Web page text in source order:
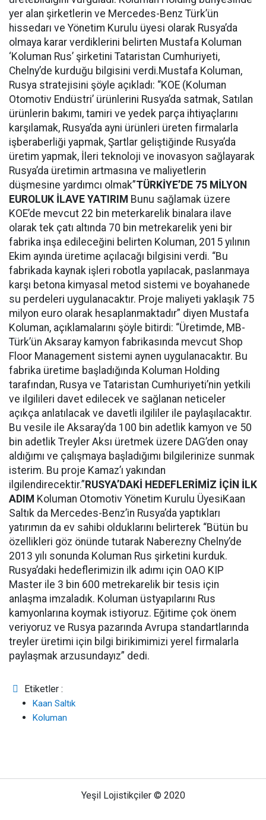
yer alan şirketlerin ve Mercedes-Benz Türk’ün
hissedarı ve Yönetim Kurulu üyesi olarak Rusya’da
olmaya karar verdiklerini belirten Mustafa Koluman
‘Koluman Rus’ şirketini Tataristan Cumhuriyeti,
Chelny’de kurduğu bilgisini verdi.Mustafa Koluman,
Rusya stratejisini şöyle açıkladı: “KOE (Koluman
Otomotiv Endüstri’ ürünlerini Rusya’da satmak, Satılan
ürünlerin bakımı, tamiri ve yedek parça ihtiyaçlarını
karşılamak, Rusya’da ayni ürünleri üreten firmalarla
işberaberliği yapmak, Şartlar geliştiğinde Rusya’da
üretim yapmak, İleri teknoloji ve inovasyon sağlayarak
Rusya’da üretimin artmasına ve maliyetlerin
düşmesine yardımcı olmak”TÜRKİYE’DE 75 MİLYON
EUROLUK İLAVE YATIRIM Bunu sağlamak üzere
KOE’de mevcut 22 bin meterkarelik binalara ilave
olarak tek çatı altında 70 bin metrekarelik yeni bir
fabrika inşa edileceğini belirten Koluman, 2015 yılının
Ekim ayında üretime açılacağı bilgisini verdi. “Bu
fabrikada kaynak işleri robotla yapılacak, paslanmaya
karşı betona kimyasal metod sistemi ve boyahanede
su perdeleri uygulanacaktır. Proje maliyeti yaklaşık 75
milyon euro olarak hesaplanmaktadır” diyen Mustafa
Koluman, açıklamalarını şöyle bitirdi: “Üretimde, MB-
Türk’ün Aksaray kamyon fabrikasında mevcut Shop
Floor Management sistemi aynen uygulanacaktır. Bu
fabrika üretime başladığında Koluman Holding
tarafından, Rusya ve Tataristan Cumhuriyeti’nin yetkili
ve ilgilileri davet edilecek ve sağlanan neticeler
açıkça anlatılacak ve davetli ilgililer ile paylaşılacaktır.
Bu vesile ile Aksaray’da 100 bin adetlik kamyon ve 50
bin adetlik Treyler Aksı üretmek üzere DAG’den onay
aldığımı ve çalışmaya başladığımı bilgilerinize sunmak
isterim. Bu proje Kamaz’ı yakından
ilgilendirecektir.” RUSYA’DAKİ HEDEFLERİMİZ İÇİN İLK
ADIM Koluman Otomotiv Yönetim Kurulu ÜyesiKaan
Saltık da Mercedes-Benz’in Rusya’da yaptıkları
yatırımın da ev sahibi olduklarını belirterek “Bütün bu
özellikleri göz önünde tutarak Naberezny Chelny’de
2013 yılı sonunda Koluman Rus şirketini kurduk.
Rusya’daki hedeflerimizin ilk adımı için OAO KIP
Master ile 3 bin 600 metrekarelik bir tesis için
anlaşma imzaladık. Koluman üstyapılarını Rus
kamyonlarına koymak istiyoruz. Eğitime çok önem
veriyoruz ve Rusya pazarında Avrupa standartlarında
treyler üretimi için bilgi birikimimizi yerel firmalarla
paylaşmak arzusundayız” dedi.
Etiketler :
Kaan Saltık
Koluman
Yeşil Lojistikçiler © 2020